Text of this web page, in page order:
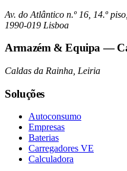
Av. do Atlântico n.º 16, 14.º
1990-019 Lisboa
Armazém & Equipa —
Caldas da Rainha, Leiria
Soluções
Autoconsumo
Empresas
Baterias
Carregadores VE
Calculadora